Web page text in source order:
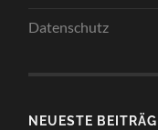
Datenschutz
NEUESTE